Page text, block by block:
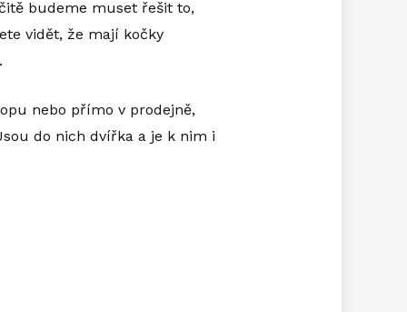
budeme muset řešit to,
vidět, že mají kočky
nebo přímo v prodejně,
do nich dvířka a je k nim i